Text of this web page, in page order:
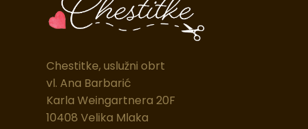
Chestitke, uslužni obrt
vl. Ana Barbarić
Karla Weingartnera 20F
10408 Velika Mlaka